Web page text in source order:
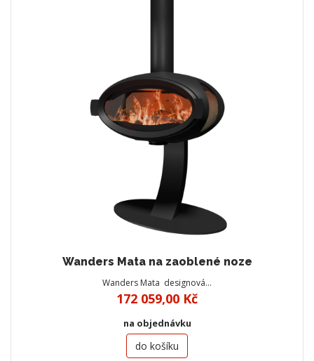
Wanders Mata na zaoblené noze
Wanders Mata designová…
172 059,00 Kč
na objednávku
do košíku